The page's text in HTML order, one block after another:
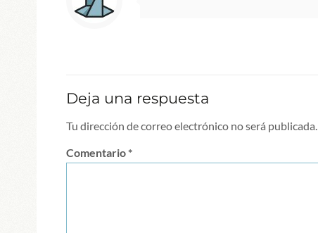
Deja una respuesta
Tu dirección de correo electrónico no será publicada.
Comentario*